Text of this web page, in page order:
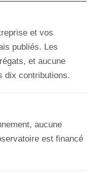
et vos
publiés. Les
et aucune
dix contributions.
aucune
est financé